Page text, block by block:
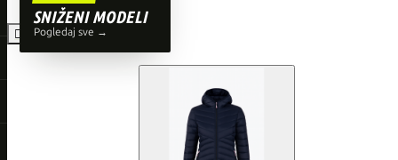
SNIŽENI MODELI
Pogledaj sve →
